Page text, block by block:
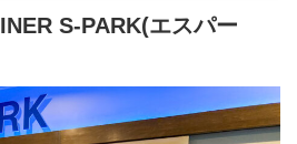
S-PARK(エスパー